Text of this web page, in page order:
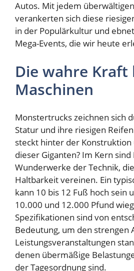
Autos. Mit jedem
verankerten sich diese
in der Populärkultur und
Mega-Events, die wir heute
Die wahre
Maschinen
Monstertrucks zeichnen sich
Statur und ihre riesigen
steckt hinter der Konstruktion
dieser Giganten? Im Kern
Wunderwerke der Technik,
Haltbarkeit vereinen. Ein
kann 10 bis 12 Fuß hoch sein
10.000 und 12.000 Pfund
Spezifikationen sind von
Bedeutung, um den strengen
Leistungsveranstaltungen
denen übermäßige
der Tagesordnung sind.